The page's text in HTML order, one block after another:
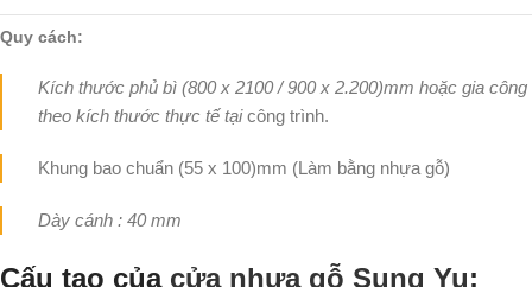
Quy cách:
Kích thước phủ bì (800 x 2100 / 900 x 2.200)mm hoặc gia công
theo kích thước thực tế tạicông trình.
Khung bao chuẩn (55 x 100)mm (Làm bằng nhựa gỗ)
Dày cánh : 40 mm
Cấu tạo của cửa nhựa gỗ Sung Yu: